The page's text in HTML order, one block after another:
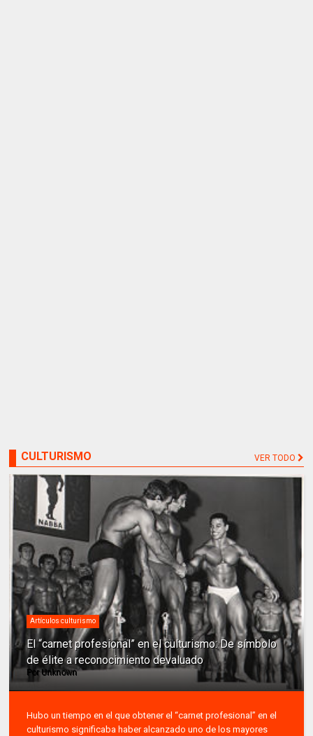
CULTURISMO VER TODO
Artículos culturismo
El “carnet profesional” en el culturismo: De símbolo
de élite a reconocimiento devaluado
Por Unknown
Hubo un tiempo en el que obtener el “carnet profesional” en el
culturismo significaba haber alcanzado uno de los mayores